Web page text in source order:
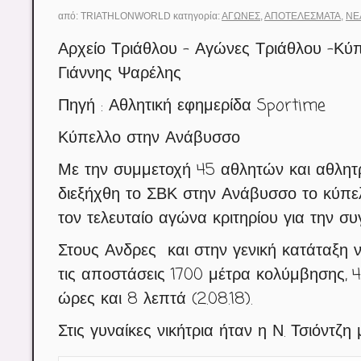
από: TRIATHLONWORLD κατηγορία:ΑΓΏΝΕΣ,ΑΠΟΤΕΛΈΣΜΑΤΑ,
Αρχείο Τριάθλου – Αγώνες Τριάθλου -
Γιάννης Ψαρέλης
Πηγή : Αθλητική εφημερίδα Sportime
Κύπελλο στην Ανάβυσσο
Με την συμμετοχή 45 αθλητών και
διεξήχθη το ΣΒΚ στην Ανάβυσσο το
τον τελευταίο αγώνα κριτηρίου για
Στους Ανδρες και στην γενική
τις αποστάσεις 1700 μέτρα κολύμβησης,
ώρες και 8 λεπτά (2.08.18).
Στις γυναίκες νικήτρια ήταν η Ν. Τσιόντζη